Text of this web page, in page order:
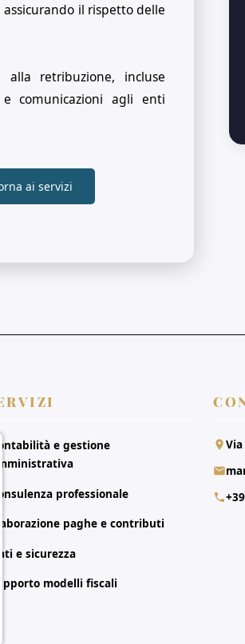
il rispetto delle
retribuzione, incluse
comunicazioni agli enti
ai servizi
e gestione
professionale
paghe e contributi
e sicurezza
modelli fiscali
Via